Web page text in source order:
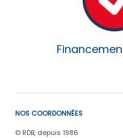
NOS COORDONNÉES
© RDB, depuis 1986